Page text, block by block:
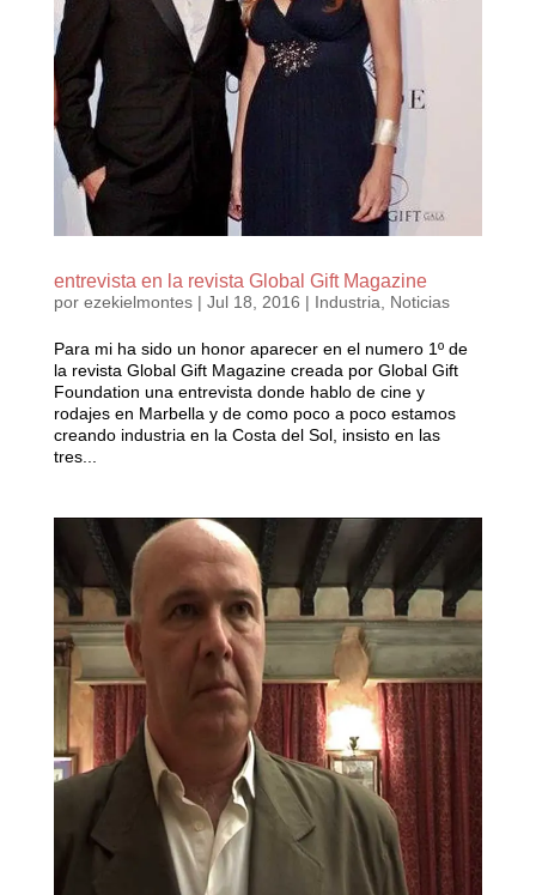
entrevista en la revista Global Gift Magazine
por ezekielmontes| Jul 18, 2016 | Industria, Noticias
Para mi ha sido un honor aparecer en el numero 1º de
la revista Global Gift Magazine creada por Global Gift
Foundation una entrevista donde hablo de cine y
rodajes en Marbella y de como poco a poco estamos
creando industria en la Costa del Sol, insisto en las
tres...